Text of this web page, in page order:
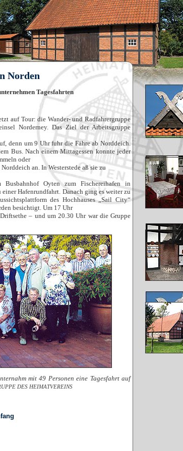
Norden
Tagesfahrten
auf Tour: die Wander- und Radfahrergruppe
Norderney. Das Ziel der Arbeitsgruppe
denn um 9 Uhr fuhr die Fähre ab Norddeich.
Bus. Nach einem Mittagessen konnte jeder
oder
an. In Westerstede aß sie zu
Oyten zum Fischereihafen in
Hafenrundfahrt. Danach ging es weiter zu
des Hochhauses „Sail City“
besichtigt. Um 17 Uhr
– und um 20.30 Uhr war die Gruppe
mit 49 Personen eine Tagesfahrt auf
DES HEIMATVEREINS